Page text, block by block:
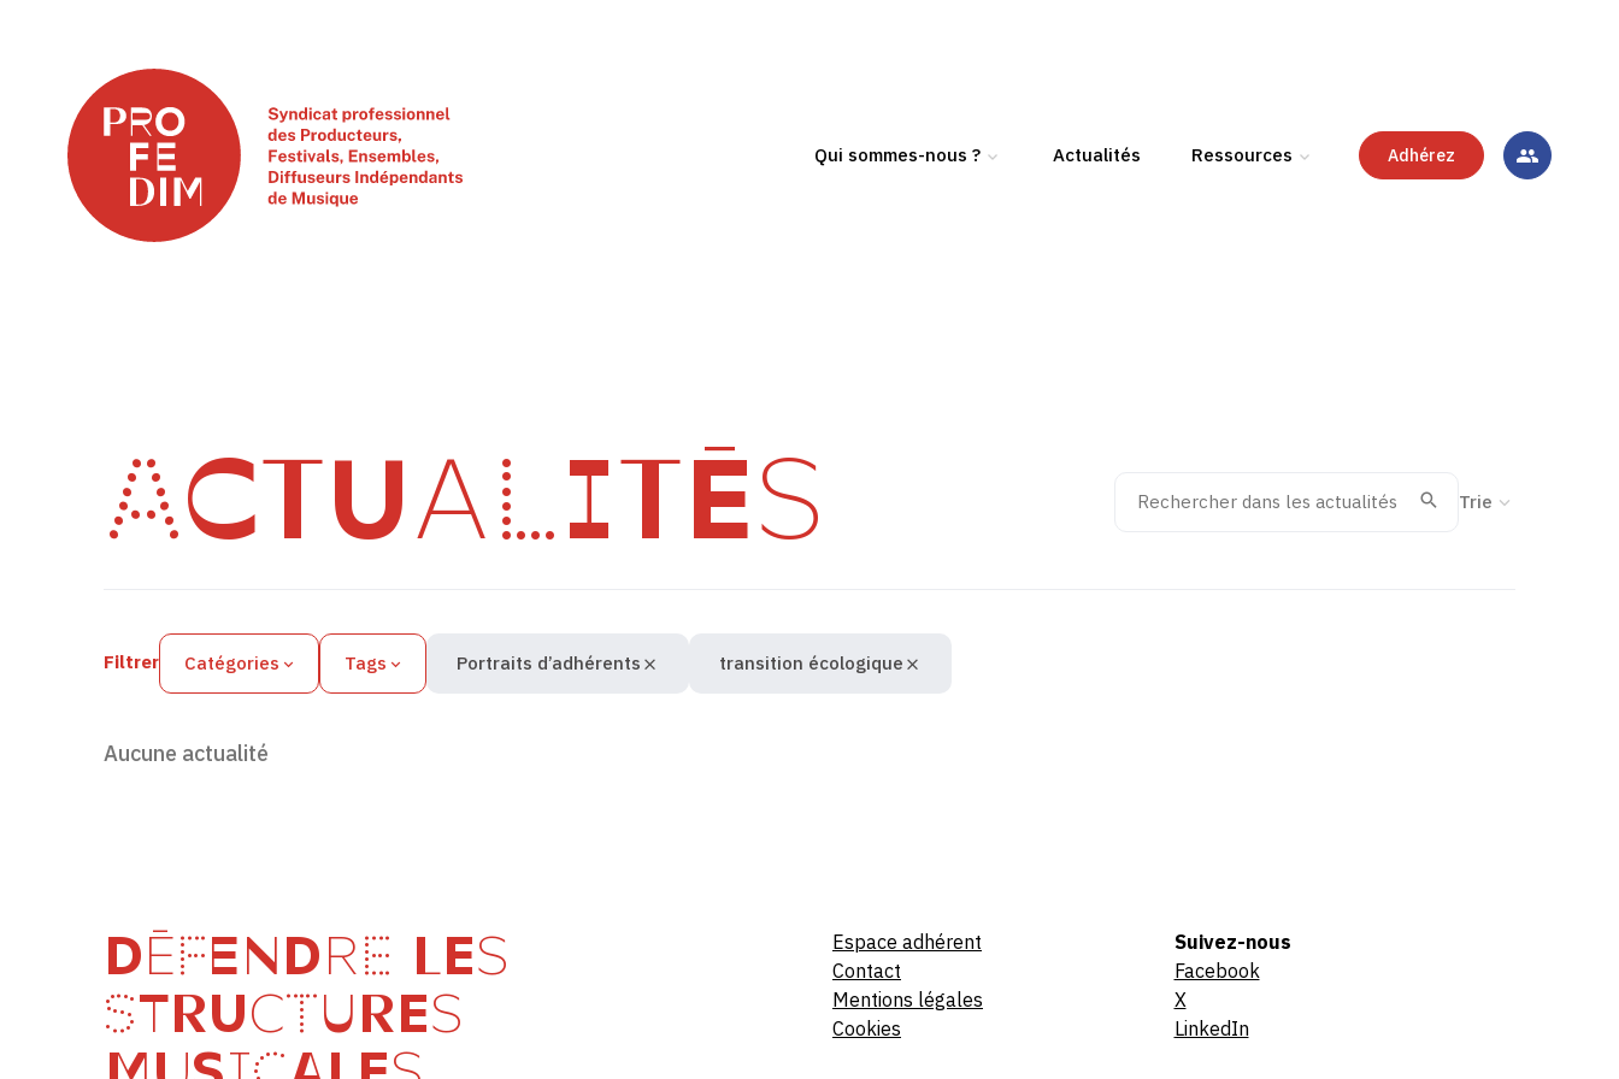
Qui sommes-nous ? Actualités Ressources Adhérez
ACTUALITÉS
Filtres des actualités
Recherche
ValiderTrier la recherche
Filtrer Catégories Tags Portraits d’adhérents transition écologique
Aucune actualité
DÉFENDRE LES
STRUCTURES
Espace adhérent
Contact
Mentions légales
Cookies
Suivez-nous
Facebook
X
LinkedIn